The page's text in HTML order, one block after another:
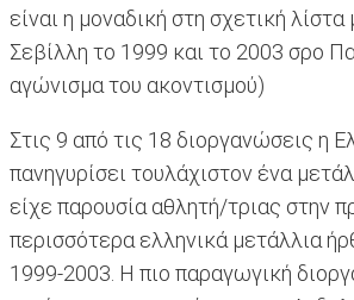
είναι η μοναδική στη σχετική
Σεβίλλη το 1999 και το 2003 σρο
αγώνισμα του ακοντισμού)
Στις 9 από τις 18 διοργανώσεις η
πανηγυρίσει τουλάχιστον ένα
είχε παρουσία αθλητή/τριας στην
περισσότερα ελληνικά μετάλλια
1999-2003. Η πιο παραγωγική